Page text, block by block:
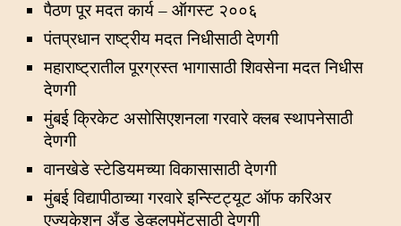
पैठण पूर मदत कार्य – ऑगस्ट २००६
पंतप्रधान राष्ट्रीय मदत निधीसाठी देणगी
महाराष्ट्रातील पूरग्रस्त भागासाठी शिवसेना मदत निधीस
देणगी
मुंबई क्रिकेट असोसिएशनला गरवारे क्लब स्थापनेसाठी
देणगी
वानखेडे स्टेडियमच्या विकासासाठी देणगी
मुंबई विद्यापीठाच्या गरवारे इन्स्टिट्यूट ऑफ करिअर
एज्युकेशन अँड डेव्हलपमेंटसाठी देणगी